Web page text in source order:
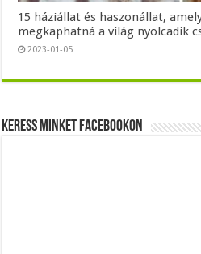
15 háziállat és haszonállat,
megkaphatná a világ nyolcadik
2023-01-05
Keress minket Facebookon